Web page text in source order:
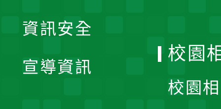
資訊安全
宣導資訊
校園
校園